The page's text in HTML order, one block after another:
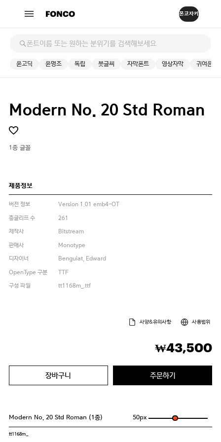
윤고딕 윤명조 독립 붓글씨 자막폰트 영상자막 귀여운
Modern No. 20 Std Roman
1종 글꼴
제품정보
버전 정보
Version 1.01 emb4-OT
총글리프 수
261
제작사
Bitstream
판매사
Monotype
디자이너
Benguiat, Edward
OpenType 구분
TTF
구성 파일
tt1168m_.ttf
사양&유의사항 사용범위
₩43,500
장바구니 주문하기
Modern No. 20 Std Roman (1종) 50px
tt1168m_